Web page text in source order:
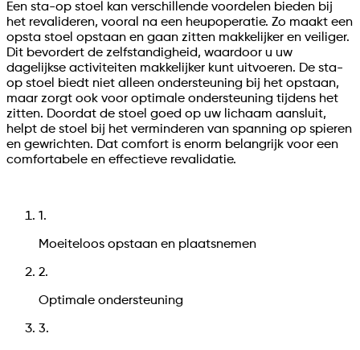
Een sta-op stoel kan verschillende voordelen bieden bij
het revalideren, vooral na een heupoperatie. Zo maakt een
opsta stoel opstaan en gaan zitten makkelijker en veiliger.
Dit bevordert de zelfstandigheid, waardoor u uw
dagelijkse activiteiten makkelijker kunt uitvoeren. De sta-
op stoel biedt niet alleen ondersteuning bij het opstaan,
maar zorgt ook voor optimale ondersteuning tijdens het
zitten. Doordat de stoel goed op uw lichaam aansluit,
helpt de stoel bij het verminderen van spanning op spieren
en gewrichten. Dat comfort is enorm belangrijk voor een
comfortabele en effectieve revalidatie.
1 .
Moeiteloos opstaan en plaatsnemen
2.
Optimale ondersteuning
3.